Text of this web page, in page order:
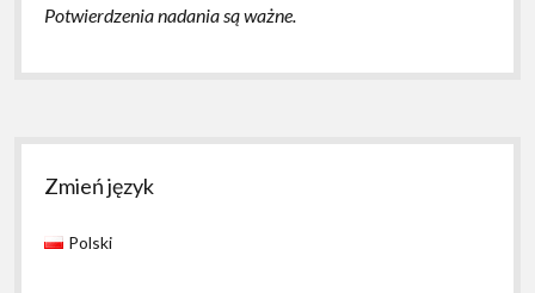
Potwierdzenia nadania są ważne.
Sidebar
Zmień język
Polski